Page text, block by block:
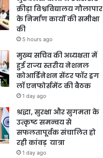
क्रीड़ा विश्वविद्यालय गौलापार
के निर्माण कार्यों की समीक्षा
की
5 hours ago
मुख्य सचिव की अध्यक्षता में
हुई राज्य स्तरीय नेशनल
कोआर्डिनेशन सेंटर फॉर ड्रग
लॉ एनफोर्समेंट की बैठक
1 day ago
श्रद्धा, सुरक्षा और सुगमता के
उत्कृष्ट समन्वय से
सफलतापूर्वक संचालित हो
रही कांवड़ यात्रा
1 day ago